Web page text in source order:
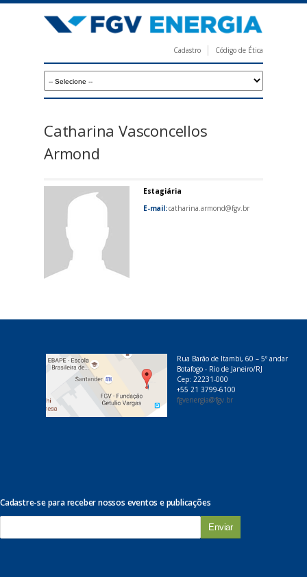
para
principal
V
e
r
Cadastro Código de Ética
Catharina Vasconcellos
Armond
Estagiária
E-mail:catharina.armond@fgv.br
Rua Barão de Itambi, 60 – 5º andar
Botafogo - Rio de Janeiro/RJ
Cep: 22231-000
+55 21 3799-6100
fgvenergia@fgv.br
Cadastre-se para receber nossos eventos e publicações
m